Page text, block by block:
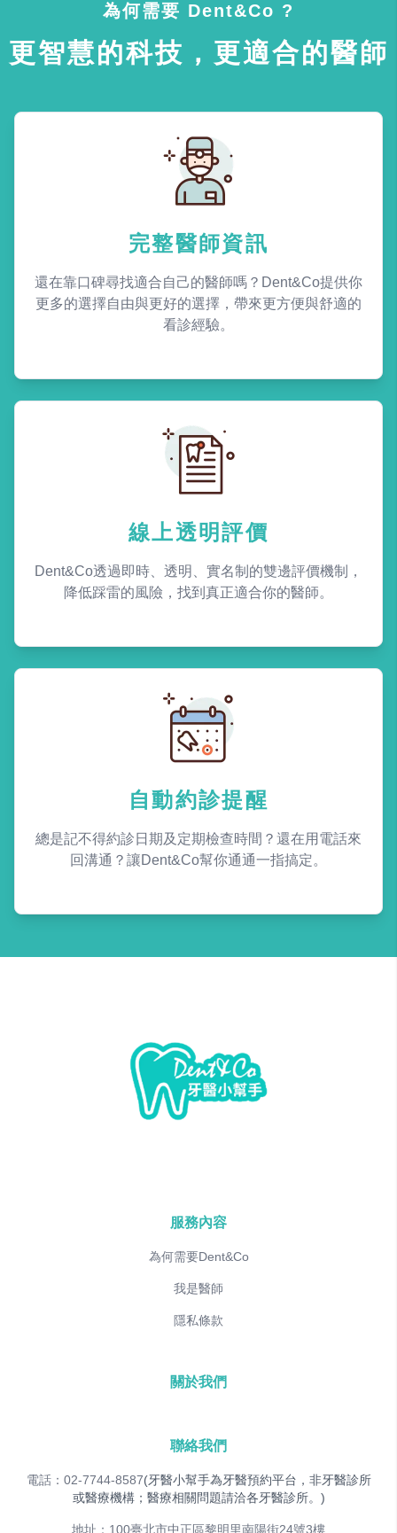
為何需要 Dent&Co ?
更智慧的科技，更適合的醫師
完整醫師資訊
還在靠口碑尋找適合自己的醫師嗎？Dent&Co提供你
更多的選擇自由與更好的選擇，帶來更方便與舒適的
看診經驗。
線上透明評價
Dent&Co透過即時、透明、實名制的雙邊評價機制，
降低踩雷的風險，找到真正適合你的醫師。
自動約診提醒
總是記不得約診日期及定期檢查時間？還在用電話來
回溝通？讓Dent&Co幫你通通一指搞定。
服務內容
為何需要Dent&Co
我是醫師
隱私條款
關於我們
聯絡我們
電話：02-7744-8587(牙醫小幫手為牙醫預約平台，非牙醫診所
或醫療機構；醫療相關問題請洽各牙醫診所。)
地址：100臺北市中正區黎明里南陽街24號3樓